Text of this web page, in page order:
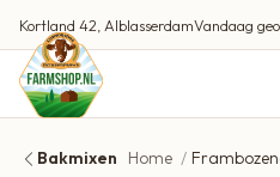
Kortland 42, AlblasserdamVandaag
Bakmixen Home